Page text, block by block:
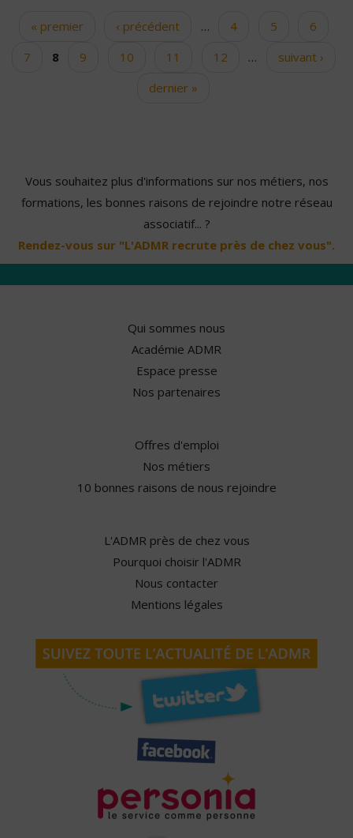
Pages« premier ‹ précédent … 4 5
6
7
8 9 10 11 12 …
suivant ›
dernier »
Vous souhaitez plus d'informations sur nos métiers, nos
formations, les bonnes raisons de rejoindre notre réseau
associatif... ?
Rendez-vous sur "L'ADMR recrute près de chez vous".
Qui sommes nous
Académie ADMR
Espace presse
Nos partenaires
Offres d'emploi
Nos métiers
10 bonnes raisons de nous rejoindre
L'ADMR près de chez vous
Pourquoi choisir l'ADMR
Nous contacter
Mentions légales